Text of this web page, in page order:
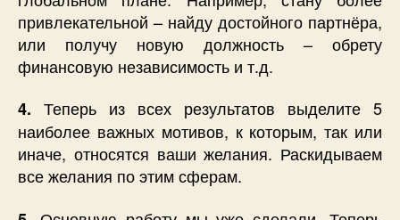
привлекательной – найду достойного партнёра,
или получу новую должность – обрету
финансовую независимость и т.д.
4. Теперь из всех результатов выделите 5
наиболее важных мотивов, к которым, так или
иначе, относятся ваши желания. Раскидываем
все желания по этим сферам.